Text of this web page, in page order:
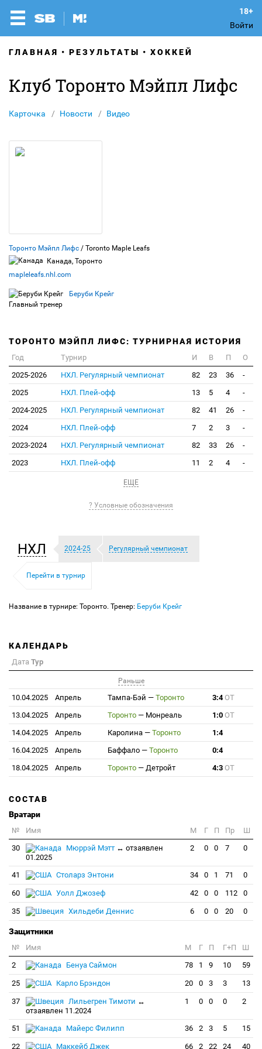
Войти
ГЛАВНАЯ РЕЗУЛЬТАТЫ ХОККЕЙ
Клуб Торонто Мэйпл Лифс
Карточка Новости Видео
Торонто Мэйпл Лифс / Toronto Maple Leafs
Канада, Торонто
mapleleafs.nhl.com
Беруби Крейг
Главный тренер
ТОРОНТО МЭЙПЛ ЛИФС: ТУРНИРНАЯ ИСТОРИЯ
Год Турнир И В П
О
2025-2026
НХЛ. Регулярный чемпионат 82 23 36
-
2025
НХЛ. Плей-офф 13 5 4
-
2024-2025
НХЛ. Регулярный чемпионат 82 41 26
-
2024
НХЛ. Плей-офф 7 2 3
-
2023-2024
НХЛ. Регулярный чемпионат 82 33 26
-
2023
НХЛ. Плей-офф 11 2 4 -
ЕЩЕ
? Условные обозначения
НХЛ 2024-25 Регулярный чемпионат
Перейти в турнир
Название в турнире: Торонто. Тренер: Беруби Крейг
КАЛЕНДАРЬ
Дата Тур
Раньше
10.04.2025 Апрель Тампа-Бэй — Торонто 3:4ОТ
13.04.2025
Апрель Торонто — Монреаль 1:0 ОТ
14.04.2025
Апрель Каролина — Торонто
1:4
16.04.2025
Апрель Баффало — Торонто
0:4
18.04.2025
Апрель Торонто — Детройт 4:3 ОТ
СОСТАВ
Вратари
№ Имя M Г П Пр
Ш
30
Мюррэй Мэтт ↔ отзаявлен
01.2025
2 0 0 7 0
41 Столарз Энтони 34 0 1 71 0
60 Уолл Джозеф 42 0 0 112 0
35 Хильдеби Деннис 6 0 0 20 0
Защитники
№ Имя M Г П Г+П
Ш
2
Бенуа Саймон 78 1 9 10 59
25 Карло Брэндон 20 0 3 3 13
37 Лильегрен Тимоти ↔
отзаявлен 11.2024
1 0 0 0 2
51 Майерс Филипп 36 2 3 5 15
22 Маккейб Джек 66 2 22 24 40